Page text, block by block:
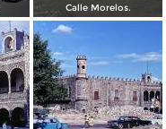
Calle Morelos.